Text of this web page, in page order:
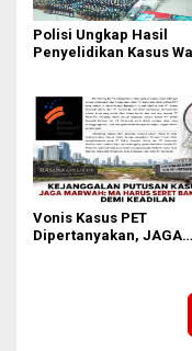
Polisi Ungkap Hasil
Penyelidikan Kasus
Vonis Kasus PET
Dipertanyakan, JAGA